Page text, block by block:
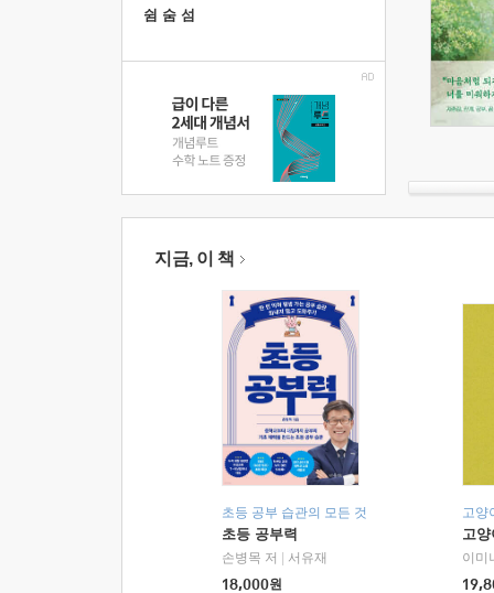
쉼 숨 섬
지금, 이 책
초등 공부 습관의 모든 것
초등 공부력
손병목 저
서유재
18,000원
고양
고
이미